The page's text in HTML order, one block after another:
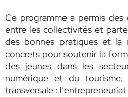
Ce programme a permis des
entre les collectivités et
des bonnes pratiques et la
concrets pour soutenir la
des jeunes dans les
numérique et du tourisme,
transversale :